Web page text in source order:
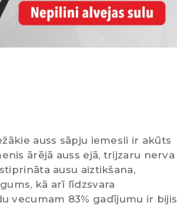
auss sāpju iemesli ir akūts
ārējā auss ejā, trijzaru nerva
ausu aiztikšana,
kā arī līdzsvara
vecumam 83% gadījumu ir bijis